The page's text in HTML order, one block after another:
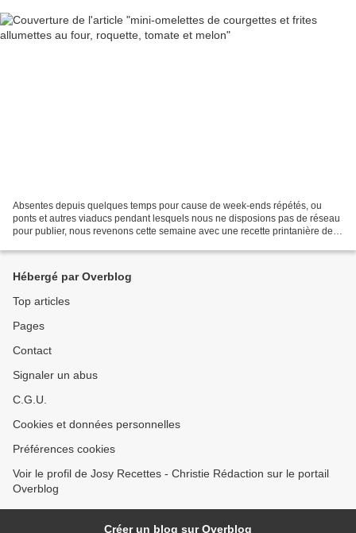
Absentes depuis quelques temps pour cause de week-ends répétés, ou
ponts et autres viaducs pendant lesquels nous ne disposions pas de réseau
pour publier, nous revenons cette semaine avec une recette printanière de
Hébergé par Overblog
Top articles
Pages
Contact
Signaler un abus
C.G.U.
Cookies et données personnelles
Préférences cookies
Voir le profil de Josy Recettes - Christie Rédaction sur le portail
Overblog
Créer un blog sur Overblog